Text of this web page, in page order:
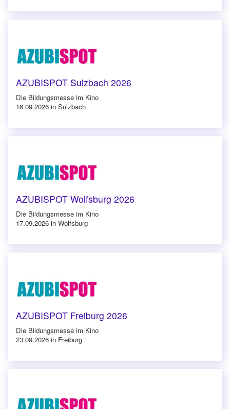
AZUBISPOT Sulzbach 2026
Die Bildungsmesse im Kino
16.09.2026 in Sulzbach
AZUBISPOT Wolfsburg 2026
Die Bildungsmesse im Kino
17.09.2026 in Wolfsburg
AZUBISPOT Freiburg 2026
Die Bildungsmesse im Kino
23.09.2026 in Freiburg